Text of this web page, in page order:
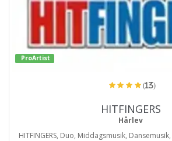
ProArtist
(13)
HITFINGERS
Hårlev
HITFINGERS, Duo, Middagsmusik,